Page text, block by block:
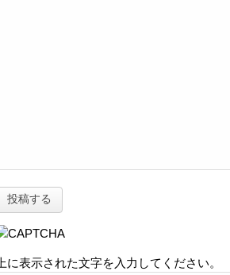
上に表示された文字を入力してください。